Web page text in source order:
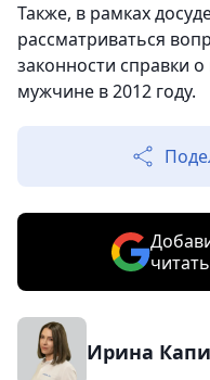
Также, в рамках
рассматриваться
законности справки
мужчине в 2012 году.
Ирина